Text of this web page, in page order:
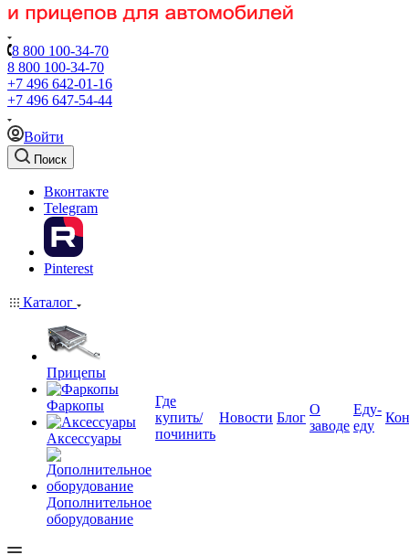
8 800 100-34-70
8 800 100-34-70
+7 496 642-01-16
+7 496 647-54-44
Войти
Поиск
Вконтакте
Telegram
Pinterest
Каталог
Прицепы
Фаркопы
Аксессуары
Дополнительное
оборудование
Где
купить/
починить
Новости Блог
О
заводе
Еду-
еду